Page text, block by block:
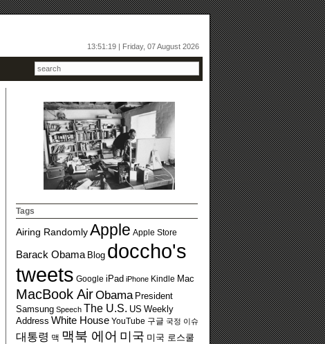
13:51:19 | Friday, 07 August 2026
Tags
Airing RandomlyApple Apple Store
Barack Obama Blog doccho's
tweets Google iPad iPhone Kindle Mac
MacBook AirObama President
Samsung Speech The U.S. US Weekly
Address White House YouTube 구글 국정 이슈
대통령 맥 맥북 에어 미국 미국 로스쿨